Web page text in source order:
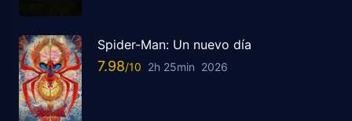
Spider-Man: Un nuevo día
7.98 2h 25min 2026